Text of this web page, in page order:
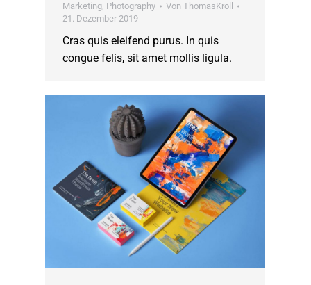
Marketing, Photography Von ThomasKroll
21. Dezember 2019
Cras quis eleifend purus. In quis
congue felis, sit amet mollis ligula.